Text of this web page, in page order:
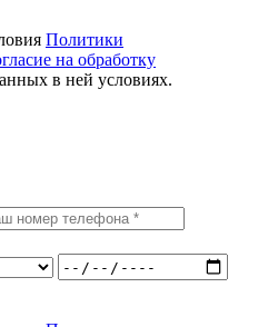
Политики
на обработку
в ней условиях.